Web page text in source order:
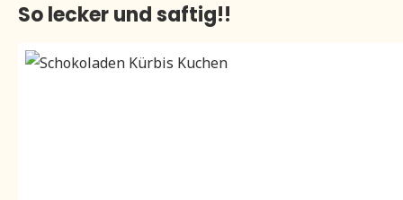
So lecker und saftig!!